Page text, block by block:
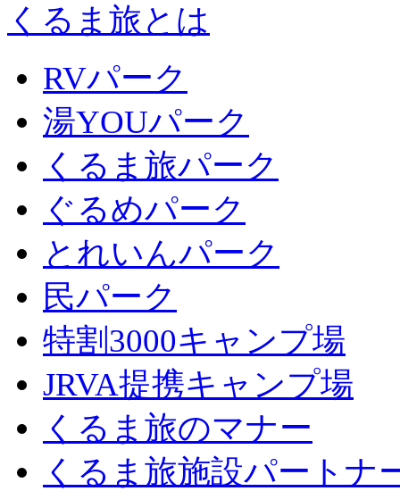
くるま旅とは
RVパーク
湯YOUパーク
くるま旅パーク
ぐるめパーク
とれいんパーク
民パーク
特割3000キャンプ場
JRVA提携キャンプ場
くるま旅のマナー
くるま旅施設パートナ